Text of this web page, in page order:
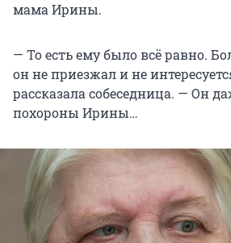
мама Ирины.
— То есть ему было всё равно.
он не приезжал и не
рассказала собеседница. — Он
похороны Ирины…